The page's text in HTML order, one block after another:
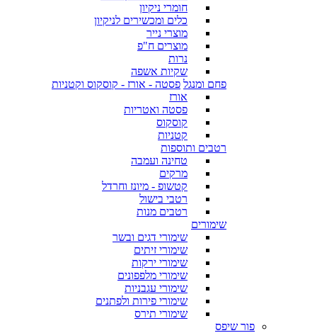
חומרי ניקיון
כלים ומכשירים לניקיון
מוצרי נייר
מוצרים ח"פ
נרות
שקיות אשפה
פחם ומנגל פסטה - אורז - קוסקוס וקטניות
אורז
פסטה ואטריות
קוסקוס
קטניות
רטבים ותוספות
טחינה ועמבה
מרקים
קטשופ - מיונז וחרדל
רטבי בישול
רטבים מנות
שימורים
שימורי דגים ובשר
שימורי זיתים
שימורי ירקות
שימורי מלפפונים
שימורי עגבניות
שימורי פירות ולפתנים
שימורי תירס
פור שיפס